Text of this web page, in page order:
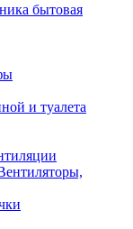
бытовая
и туалета